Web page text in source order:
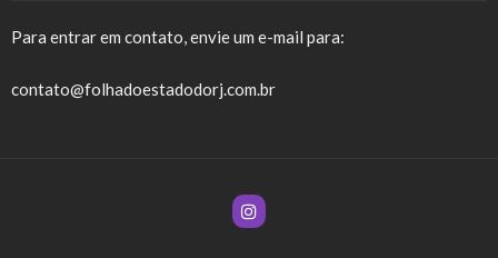
Para entrar em contato, envie um e-mail para:
contato@folhadoestadodorj.com.br